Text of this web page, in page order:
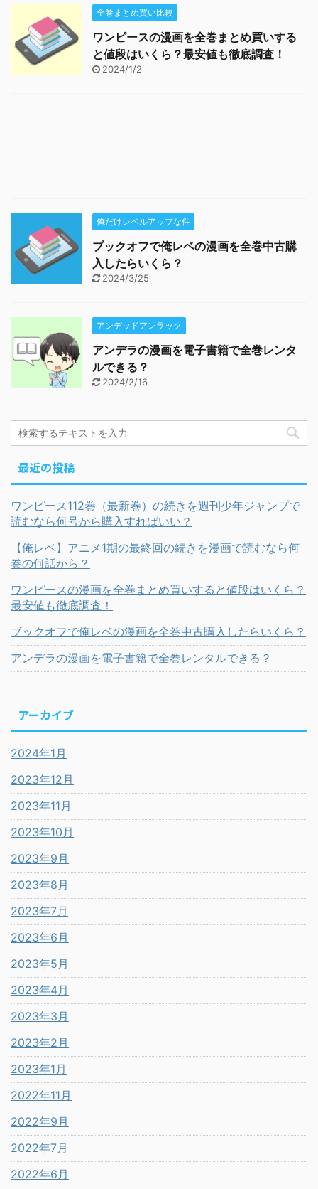
全巻まとめ買い比較
ワンピースの漫画を全巻まとめ買いする
と値段はいくら？最安値も徹底調査！
2024/1/2
俺だけレベルアップな件
ブックオフで俺レベの漫画を全巻中古購
入したらいくら？
2024/3/25
アンデッドアンラック
アンデラの漫画を電子書籍で全巻レンタ
ルできる？
2024/2/16
最近の投稿
ワンピース112巻（最新巻）の続きを週刊少年ジャンプで
読むなら何号から購入すればいい？
【俺レベ】アニメ1期の最終回の続きを漫画で読むなら何
巻の何話から？
ワンピースの漫画を全巻まとめ買いすると値段はいくら？
最安値も徹底調査！
ブックオフで俺レベの漫画を全巻中古購入したらいくら？
アンデラの漫画を電子書籍で全巻レンタルできる？
アーカイブ
2024年1月
2023年12月
2023年11月
2023年10月
2023年9月
2023年8月
2023年7月
2023年6月
2023年5月
2023年4月
2023年3月
2023年2月
2023年1月
2022年11月
2022年9月
2022年7月
2022年6月